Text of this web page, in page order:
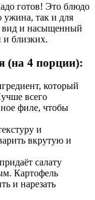
готов! Это блюдо
ужина, так и для
вид и насыщенный
и близких.
(на 4 порции):
который
всего
филе, чтобы
и
вкрутую и
салату
Картофель
и нарезать